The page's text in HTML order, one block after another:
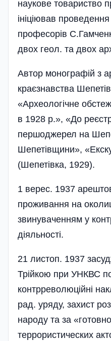
наукове
ініціював
професорів
двох геол. та двох
Автор монографій з
краєзнавства
«Археологічне
в 1928 р.», «До
першоджерел на
Шепетівщини»,
(Шепетівка, 1929).
1 верес. 1937
проживання на
звинуваченням у
діяльності.
21 листоп. 1937
Трійкою при УНКВС
контрреволюційні
рад. уряду, захист
народу та за
террористических